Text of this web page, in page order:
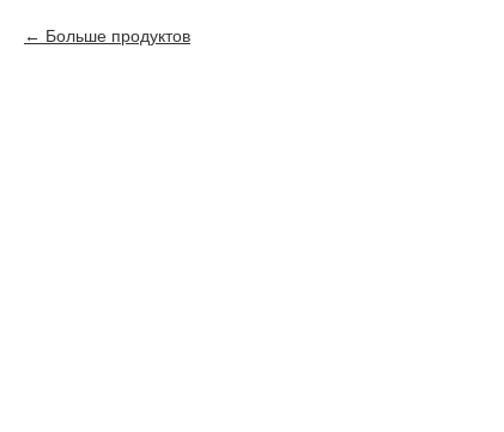
Больше продуктов